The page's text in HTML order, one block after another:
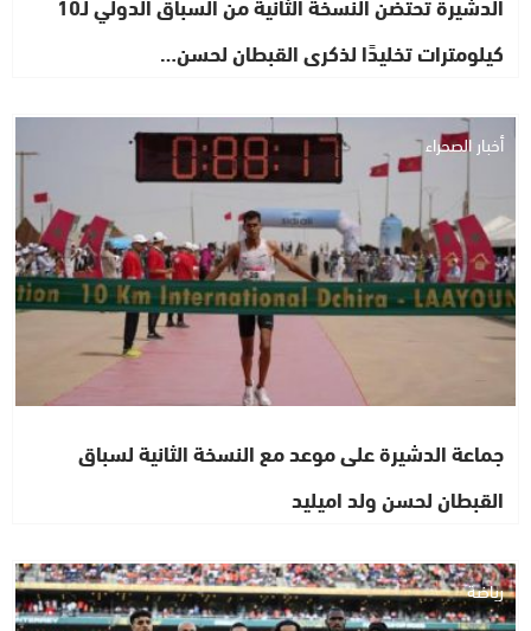
كيلومترات تخليدًا لذكرى القبطان لحسن…
أخبار الصحراء
جماعة الدشيرة على موعد مع النسخة الثانية لسباق
القبطان لحسن ولد اميليد
رياضة